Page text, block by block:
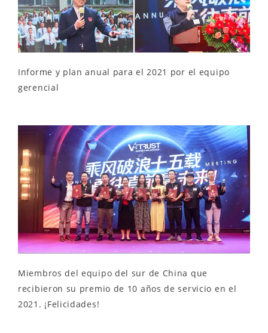
Informe y plan anual para el 2021 por el equipo
gerencial
Miembros del equipo del sur de China que
recibieron su premio de 10 años de servicio en el
2021. ¡Felicidades!